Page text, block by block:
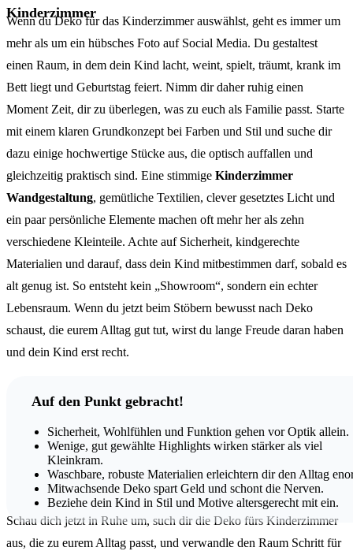
Kinderzimmer
Wenn du Deko für das Kinderzimmer auswählst, geht es immer um
mehr als um ein hübsches Foto auf Social Media. Du gestaltest
einen Raum, in dem dein Kind lacht, weint, spielt, träumt, krank im
Bett liegt und Geburtstag feiert. Nimm dir daher ruhig einen
Moment Zeit, dir zu überlegen, was zu euch als Familie passt. Starte
mit einem klaren Grundkonzept bei Farben und Stil und suche dir
dazu einige hochwertige Stücke aus, die optisch auffallen und
gleichzeitig praktisch sind. Eine stimmige Kinderzimmer
Wandgestaltung, gemütliche Textilien, clever gesetztes Licht und
ein paar persönliche Elemente machen oft mehr her als zehn
verschiedene Kleinteile. Achte auf Sicherheit, kindgerechte
Materialien und darauf, dass dein Kind mitbestimmen darf, sobald es
alt genug ist. So entsteht kein „Showroom“, sondern ein echter
Lebensraum. Wenn du jetzt beim Stöbern bewusst nach Deko
schaust, die eurem Alltag gut tut, wirst du lange Freude daran haben
und dein Kind erst recht.
Auf den Punkt gebracht!
Sicherheit, Wohlfühlen und Funktion gehen vor Optik allein.
Wenige, gut gewählte Highlights wirken stärker als viel
Kleinkram.
Waschbare, robuste Materialien erleichtern dir den Alltag
Mitwachsende Deko spart Geld und schont die Nerven.
Beziehe dein Kind in Stil und Motive altersgerecht mit ein.
Schau dich jetzt in Ruhe um, such dir die Deko fürs Kinderzimmer
aus, die zu eurem Alltag passt, und verwandle den Raum Schritt für